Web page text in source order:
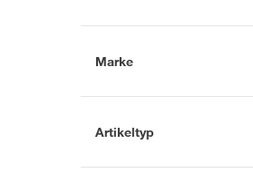
bestellbar (26)
Marke
Marke suchen
Artikeltyp
Abzieher (2)